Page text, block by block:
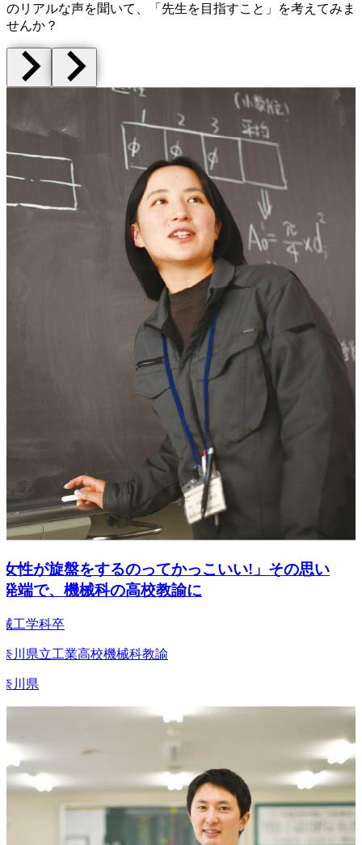
のリアルな声を聞いて、
「先生を目指すこと」を考えてみま
せんか？
が旋盤をするのってかっこいい!」その思い
で、機械科の高校教諭に
学科卒
県立工業高校機械科教諭
県